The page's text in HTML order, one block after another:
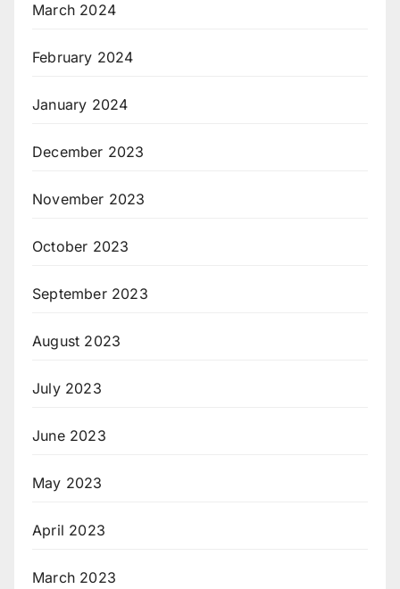
March 2024
February 2024
January 2024
December 2023
November 2023
October 2023
September 2023
August 2023
July 2023
June 2023
May 2023
April 2023
March 2023